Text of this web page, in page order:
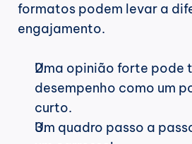
formatos podem levar a
engajamento.
Uma opinião forte pode
desempenho como um
curto.
Um quadro passo a